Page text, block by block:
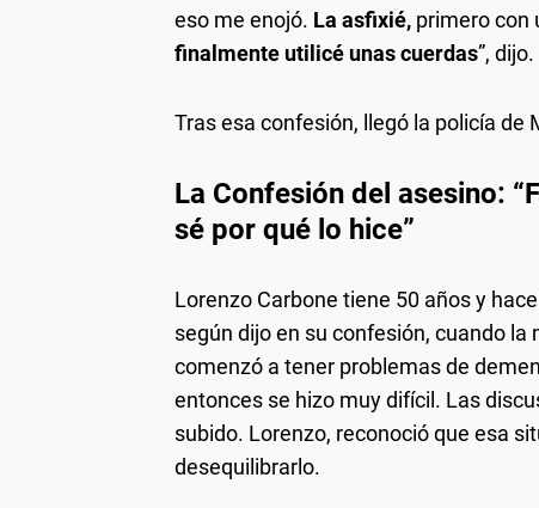
eso me enojó. La asfixié, primero con
finalmente utilicé unas cuerdas”, dijo.
Tras esa confesión, llegó la policía de
La Confesión del asesino:
sé por qué lo hice”
Lorenzo Carbone tiene 50 años y
según dijo en su confesión, cuando
comenzó a tener problemas de
entonces se hizo muy difícil. Las
subido. Lorenzo, reconoció que esa
desequilibrarlo.